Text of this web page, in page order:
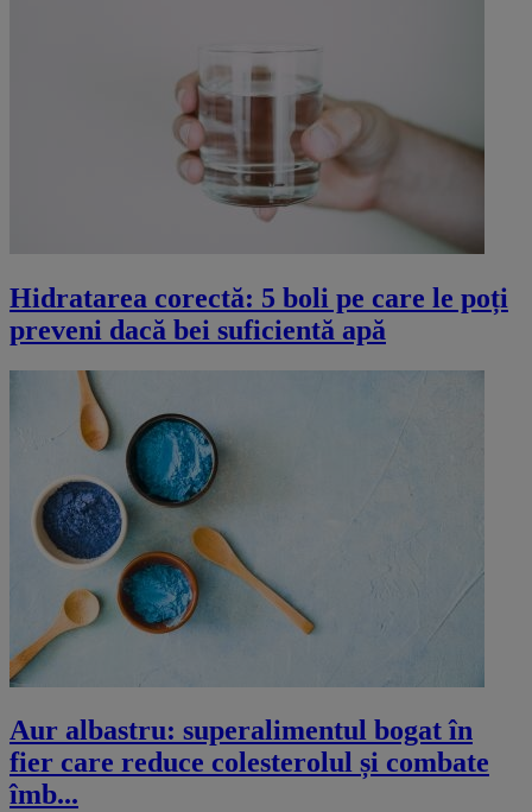
Hidratarea corectă: 5 boli pe care le poți
preveni dacă bei suficientă apă
Aur albastru: superalimentul bogat în
fier care reduce colesterolul și combate
îmb...